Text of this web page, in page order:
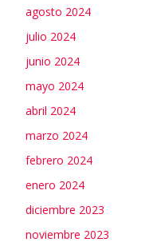
agosto 2024
julio 2024
junio 2024
mayo 2024
abril 2024
marzo 2024
febrero 2024
enero 2024
diciembre 2023
noviembre 2023